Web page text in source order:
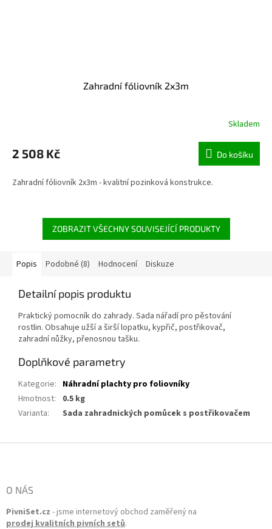
Zahradní fóliovník 2x3m
Skladem
2 508 Kč Do košíku
Zahradní fóliovník 2x3m - kvalitní pozinková konstrukce.
ZOBRAZIT VŠECHNY SOUVISEJÍCÍ PRODUKTY
Popis Podobné (8) Hodnocení Diskuze
Detailní popis produktu
Praktický pomocník do zahrady. Sada nářadí pro pěstování
rostlin. Obsahuje užší a širší lopatku, kypřič, postřikovač,
zahradní nůžky, přenosnou tašku.
Doplňkové parametry
Kategorie: Náhradní plachty pro foliovníky
Hmotnost:
0.5 kg
Varianta: Sada zahradnických pomůcek s postřikovačem
O NÁS
PivniSet.cz - jsme internetový obchod zaměřený na
prodej kvalitních pivních setů.